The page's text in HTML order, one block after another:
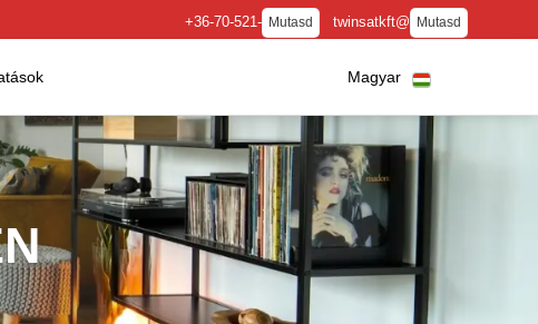
+36-70-521- Mutasd twinsatkft@ Mutasd
Magyar